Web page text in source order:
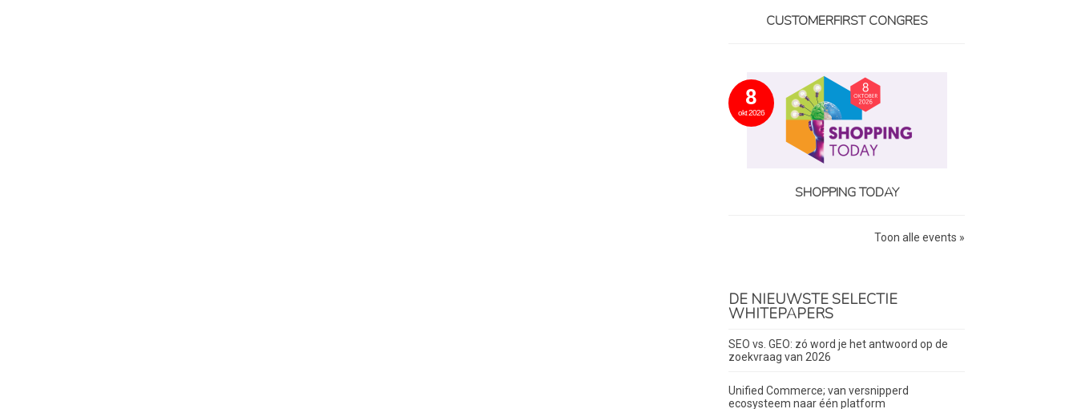
CUSTOMERFIRST CONGRES
8
okt 2026
SHOPPING TODAY
Toon alle events »
DE NIEUWSTE SELECTIE
WHITEPAPERS
SEO vs. GEO: zó word je het antwoord op de
zoekvraag van 2026
Unified Commerce; van versnipperd
ecosysteem naar één platform